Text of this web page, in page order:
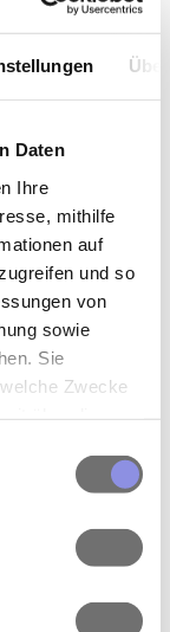
Daten
Ihre
mithilfe
auf
und so
von
sowie
Sie
Zwecke
Lage erfassen,
bestimmten
und
bringt.
am